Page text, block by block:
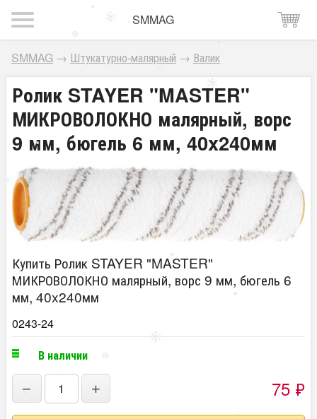
SMMAG
SMMAG → Штукатурно-малярный → Валик
Ролик STAYER "MASTER"
МИКРОВОЛОКНО малярный, ворс
9 мм, бюгель 6 мм, 40x240мм
Купить Ролик STAYER "MASTER"
МИКРОВОЛОКНО малярный, ворс 9 мм, бюгель 6
мм, 40x240мм
0243-24
В наличии
− + 75 ₽